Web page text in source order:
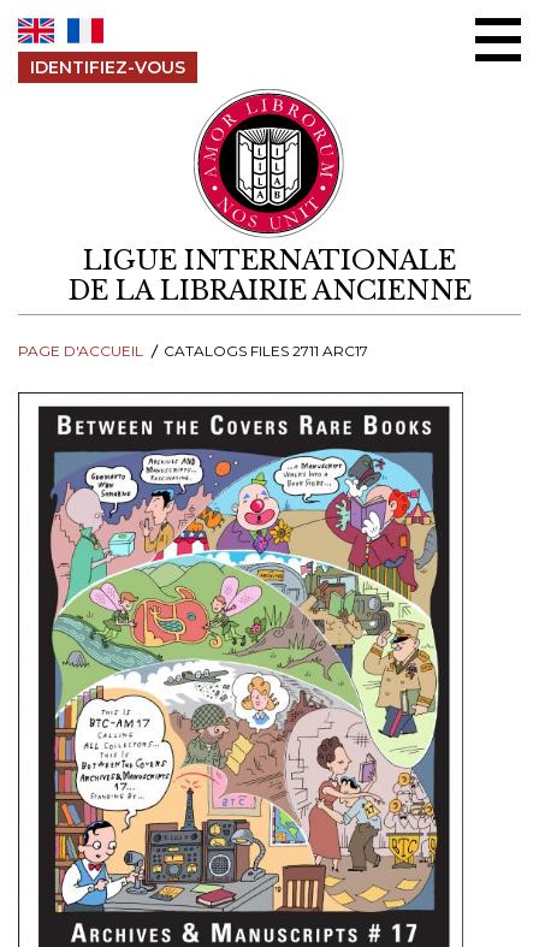
IDENTIFIEZ-VOUS
LIGUE INTERNATIONALE
DE LA LIBRAIRIE ANCIENNE
PAGE D'ACCUEIL CATALOGS FILES 2711 ARC17